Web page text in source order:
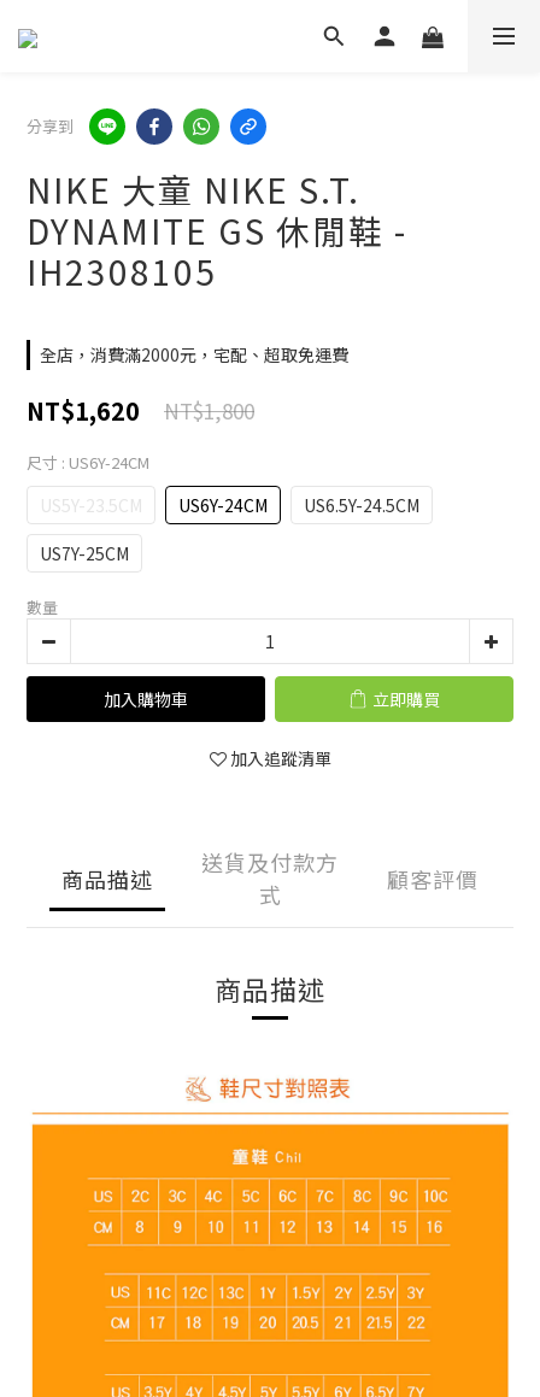
分享到
NIKE 大童 NIKE S.T.
DYNAMITE GS 休閒鞋 -
IH2308105
全店，消費滿2000元，宅配、超取免運費
NT$1,620 NT$1,800
尺寸 : US6Y-24CM
US5Y-23.5CM US6Y-24CM
US6.5Y-24.5CM
US7Y-25CM
數量
加入購物車 立即購買
加入追蹤清單
商品描述
送貨及付款方
式
顧客評價
商品描述